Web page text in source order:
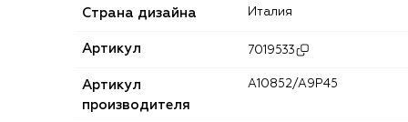
Страна дизайна Италия
Артикул 7019533
Артикул
производителя
A10852/A9P45